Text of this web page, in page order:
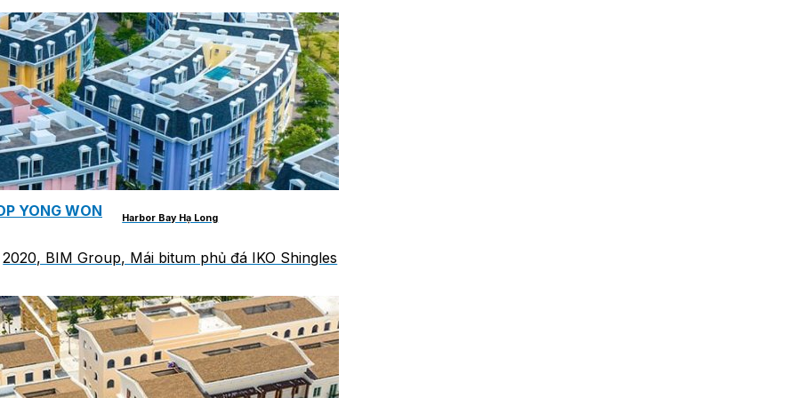
YONG WON Harbor Bay Hạ Long
2020, BIM Group, Mái bitum phủ đá IKO Shingles